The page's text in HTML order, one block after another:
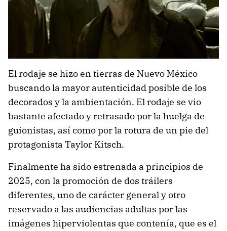
El rodaje se hizo en tierras de Nuevo México
buscando la mayor autenticidad posible de los
decorados y la ambientación. El rodaje se vio
bastante afectado y retrasado por la huelga de
guionistas, así como por la rotura de un pie del
protagonista Taylor Kitsch.
Finalmente ha sido estrenada a principios de
2025, con la promoción de dos tráilers
diferentes, uno de carácter general y otro
reservado a las audiencias adultas por las
imágenes hiperviolentas que contenía, que es el